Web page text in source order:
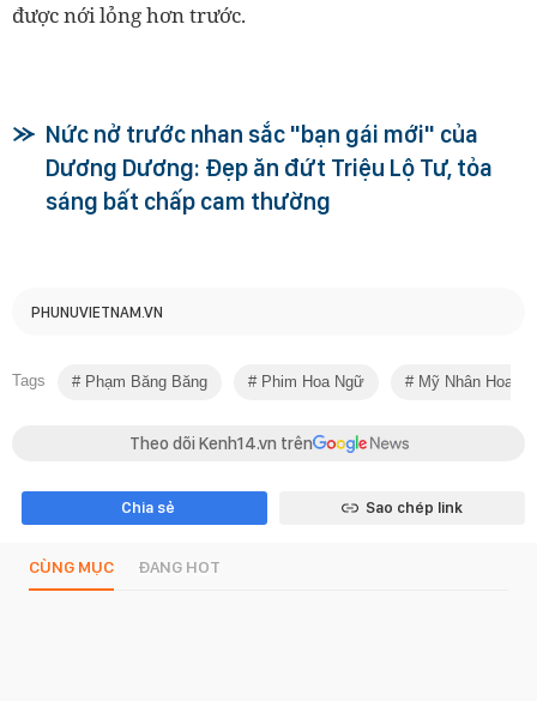
được nới lỏng hơn trước.
Nức nở trước nhan sắc "bạn gái mới" của
Dương Dương: Đẹp ăn đứt Triệu Lộ Tư, tỏa
sáng bất chấp cam thường
PHUNUVIETNAM.VN
Tags Phạm Băng Băng Phim Hoa Ngữ Mỹ Nhân Hoa
Theo dõi Kenh14.vn trên
Chia sẻ Sao chép link
CÙNG MỤC ĐANG HOT